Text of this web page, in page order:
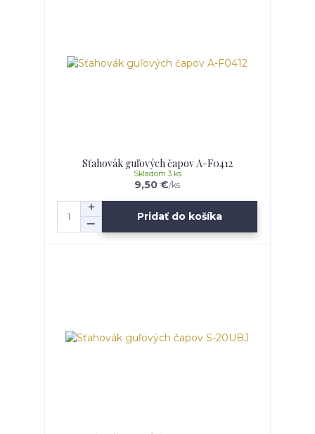
Sťahovák guľových čapov A-F0412
9,50 €/ks
Skladom 3 ks
Pridať do košíka